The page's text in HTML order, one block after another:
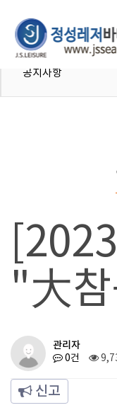
공지사항
"大
관리자
0건
신고